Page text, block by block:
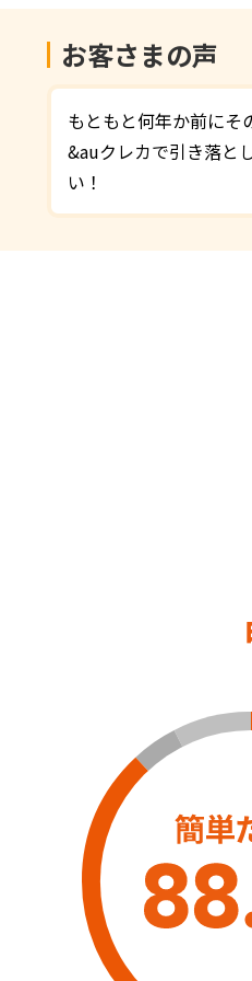
お客さまの声
もともと何年か前にそ
&auクレカで引き落と
い！